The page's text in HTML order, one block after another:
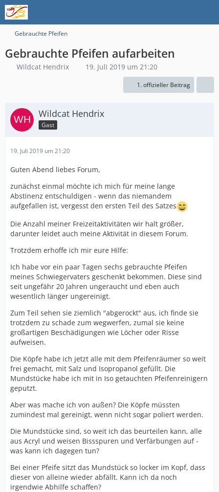
Gebrauchte Pfeifen
Gebrauchte Pfeifen aufarbeiten
Wildcat Hendrix 19. Juli 2019 um 21:20
1. offizieller Beitrag
Wildcat Hendrix
Gast
19. Juli 2019 um 21:20
Guten Abend liebes Forum,
zunächst einmal möchte ich mich für meine lange
Abstinenz entschuldigen - wenn das niemandem
aufgefallen ist, vergesst den ersten Teil des Satzes
Die Anzahl meiner Freizeitaktivitäten wir halt größer,
darunter leidet auch meine Aktivität in diesem Forum.
Trotzdem erhoffe ich mir eure Hilfe:
Ich habe vor ein paar Tagen sechs gebrauchte Pfeifen
meines Schwiegervaters geschenkt bekommen. Diese sind
seit ungefähr 20 Jahren ungeraucht und eben auch
wesentlich länger ungereinigt.
Zum Teil sehen sie ziemlich "abgerockt" aus, ich finde sie
trotzdem zu schade zum wegwerfen, zumal sie keine
großartigen Beschädigungen wie Löcher oder Risse
aufweisen.
Die Köpfe habe ich jetzt alle mit dem Pfeifenräumer so weit
frei gemacht, mit Salz und Isopropanol gefüllt. Die
Mundstücke habe ich mit in Iso getauchten Pfeifenreinigern
geputzt.
Aber was mache ich von außen? Die Köpfe müssten
zumindest mal gereinigt, wenn nicht sogar poliert werden.
Die Mundstücke sind, so weit ich das beurteilen kann, alle
aus Acryl und weisen Bissspuren und Verfärbungen auf -
was kann ich dagegen tun?
Bei einer Pfeife sitzt das Mundstück so locker im Kopf, dass
dieser von alleine wieder abfällt. Kann ich da noch
irgendwie Abhilfe schaffen?